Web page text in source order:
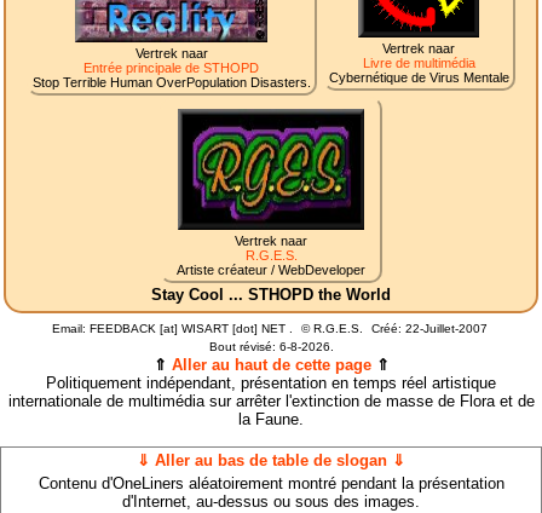
Vertrek naar
Entrée principale de STHOPD
Stop Terrible Human OverPopulation Disasters.
Vertrek naar
Livre de multimédia
Cybernétique de Virus Mentale
Vertrek naar
R.G.E.S.
Artiste créateur / WebDeveloper
Stay Cool ... STHOPD the World
Email: FEEDBACK [at] WISART [dot] NET . ©R.G.E.S.
Créé: 22-Juillet-2007
Bout révisé: 6-8-2026.
⇑ Aller au haut de cette page⇑
Politiquement indépendant, présentation en temps réel artistique
internationale de multimédia sur arrêter l'extinction de masse de Flora et de
la Faune.
⇓ Aller au bas de table de slogan ⇓
Contenu d'OneLiners aléatoirement montré pendant la présentation
d'Internet, au-dessus ou sous des images.